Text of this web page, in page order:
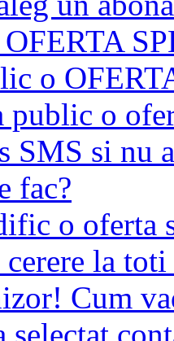
OFERTA
o
public o
SMS si nu
fac?
o oferta
la
Cum
selectat